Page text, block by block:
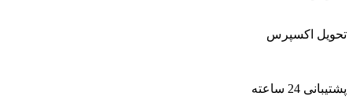
تحویل اکسپرس
پشتیبانی 24 ساعته